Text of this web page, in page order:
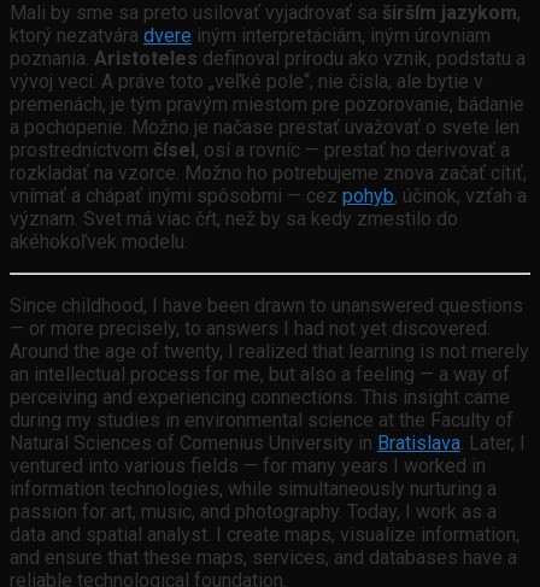
Mali by sme sa preto usilovať vyjadrovať sa širším jazykom,
ktorý nezatvára dvere iným interpretáciám, iným úrovniam
poznania. Aristoteles definoval prírodu ako vznik, podstatu a
vývoj vecí. A práve toto „veľké pole“, nie čísla, ale bytie v
premenách, je tým pravým miestom pre pozorovanie, bádanie
a pochopenie. Možno je načase prestať uvažovať o svete len
prostredníctvom čísel , osí a rovníc — prestať ho derivovať a
rozkladať na vzorce. Možno ho potrebujeme znova začať cítiť,
vnímať a chápať inými spôsobmi — cez pohyb, účinok, vzťah a
význam. Svet má viac čŕt, než by sa kedy zmestilo do
akéhokoľvek modelu.
Since childhood, I have been drawn to unanswered questions
— or more precisely, to answers I had not yet discovered.
Around the age of twenty, I realized that learning is not merely
an intellectual process for me, but also a feeling — a way of
perceiving and experiencing connections. This insight came
during my studies in environmental science at the Faculty of
Natural Sciences of Comenius University in Bratislava. Later, I
ventured into various fields — for many years I worked in
information technologies, while simultaneously nurturing a
passion for art, music, and photography. Today, I work as a
data and spatial analyst. I create maps, visualize information,
and ensure that these maps, services, and databases have a
reliable technological foundation.